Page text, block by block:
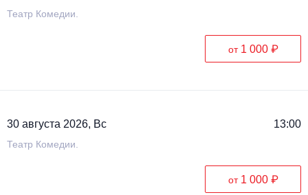
Театр Комедии.
от 1 000 ₽
30 августа 2026, Вс 13:00
Театр Комедии.
от 1 000 ₽